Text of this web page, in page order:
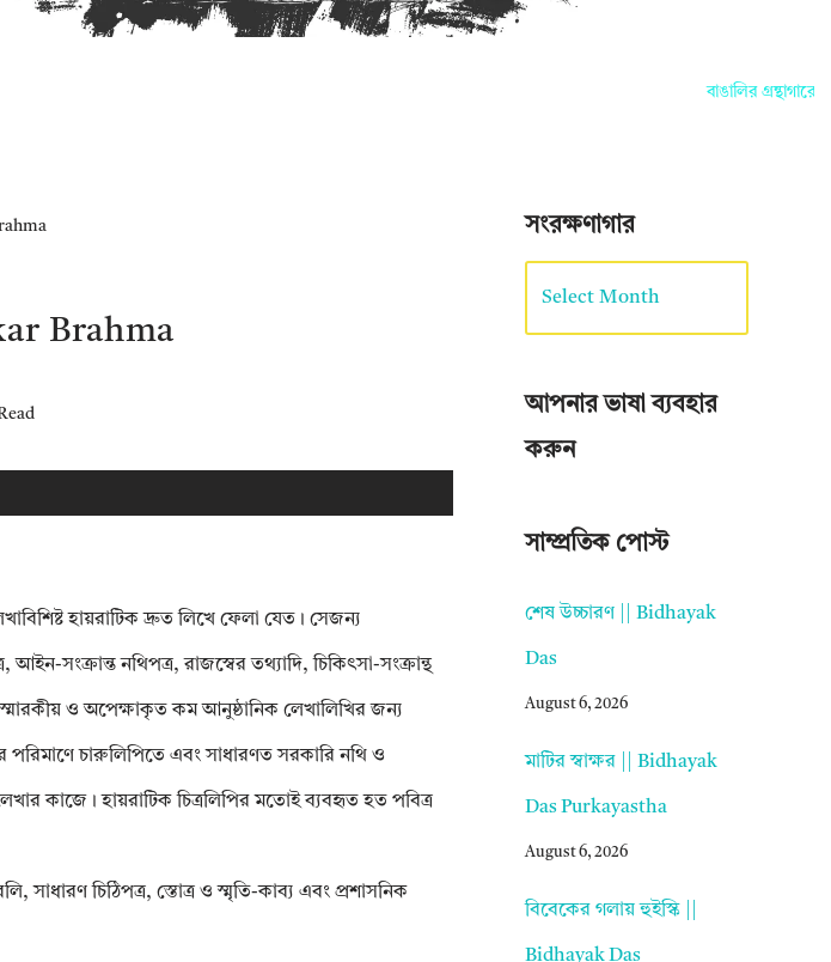
বাঙালির গ্রন্থাগারে
Brahma
হায়রাটিক দ্রুত লিখে ফেলা যেত। সেজন্য
সংক্রান্ত নথিপত্র, রাজস্বের তথ্যাদি, চিকিৎসা-সংক্রান্থ
ও অপেক্ষাকৃত কম আনুষ্ঠানিক লেখালিখির জন্য
পরিমাণে চারুলিপিতে এবং সাধারণত সরকারি নথি ও
কাজে। হায়রাটিক চিত্রলিপির মতোই ব্যবহৃত হত পবিত্র
সাধারণ চিঠিপত্র, স্তোত্র ও স্মৃতি-কাব্য এবং প্রশাসনিক
সংরক্ষণাগার
আপনার ভাষা ব্যবহার
করুন
সাম্প্রতিক পোস্ট
শেষ উচ্চারণ || Bidhayak
Das
August 6, 2026
মাটির স্বাক্ষর || Bidhayak
Das Purkayastha
August 6, 2026
বিবেকের গলায় হুইস্কি ||
Bidhayak Das